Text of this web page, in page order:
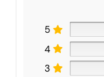
5
4
3